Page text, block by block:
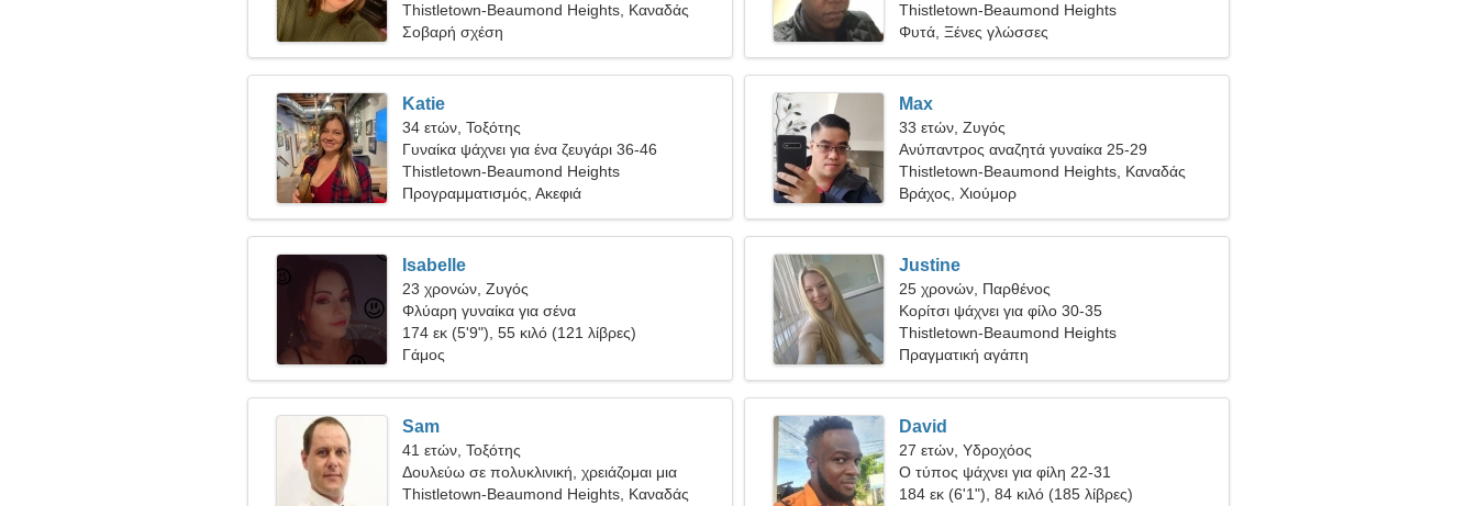
Thistletown-Beaumond Heights, Καναδάς
Σοβαρή σχέση
Thistletown-Beaumond Heights
Φυτά, Ξένες γλώσσες
Katie
34 ετών, Τοξότης
Γυναίκα ψάχνει για ένα ζευγάρι 36-46
Thistletown-Beaumond Heights
Προγραμματισμός, Ακεφιά
Max
33 ετών, Ζυγός
Ανύπαντρος αναζητά γυναίκα 25-29
Thistletown-Beaumond Heights, Καναδάς
Βράχος, Χιούμορ
Isabelle
23 χρονών, Ζυγός
Φλύαρη γυναίκα για σένα
174 εκ (5'9"), 55 κιλό (121 λίβρες)
Γάμος
Justine
25 χρονών, Παρθένος
Κορίτσι ψάχνει για φίλο 30-35
Thistletown-Beaumond Heights
Πραγματική αγάπη
Sam
41 ετών, Τοξότης
Δουλεύω σε πολυκλινική, χρειάζομαι μια
λεπτή γυναίκα
Thistletown-Beaumond Heights, Καναδάς
David
27 ετών, Υδροχόος
Ο τύπος ψάχνει για φίλη 22-31
184 εκ (6'1"), 84 κιλό (185 λίβρες)